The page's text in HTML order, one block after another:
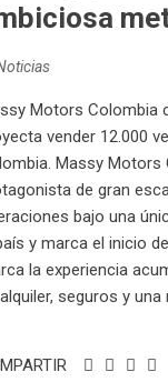
Motors Colombia
vender 12.000
Massy
de gran
bajo una
y marca el inicio
la experiencia
seguros y